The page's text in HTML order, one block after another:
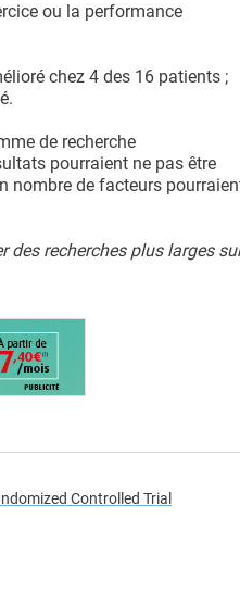
ou la performance
chez 4 des 16 patients ;
de recherche
pourraient ne pas être
nombre de facteurs
des recherches plus larges
Controlled Trial